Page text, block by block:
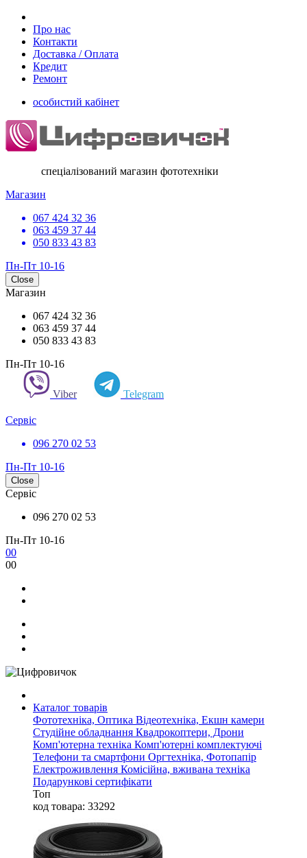
Про нас
Контакти
Доставка / Оплата
Кредит
Ремонт
особистий кабінет
спеціалізований магазин фототехніки
Магазин
067 424 32 36
063 459 37 44
050 833 43 83
Пн-Пт 10-16
Close
Магазин
067 424 32 36
063 459 37 44
050 833 43 83
Пн-Пт 10-16
Viber Telegram
Сервіс
096 270 02 53
Пн-Пт 10-16
Close
Сервіс
096 270 02 53
Пн-Пт 10-16
00
00
Каталог товарів
Фототехніка, Оптика Відеотехніка, Екшн камери
Студійне обладнання Квадрокоптери, Дрони
Комп'ютерна техніка Комп'ютерні комплектуючі
Телефони та смартфони Оргтехніка, Фотопапір
Електроживлення Комісійна, вживана техніка
Подарункові сертифікати
Топ
код товара: 33292